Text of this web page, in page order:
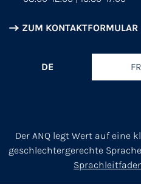
ZUM KONTAKTFORMULAR
DE FR
Der ANQ legt Wert auf eine
geschlechtergerechte